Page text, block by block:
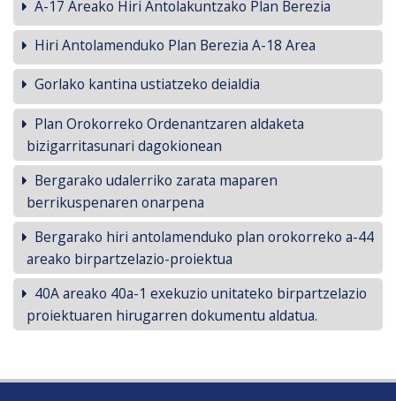
A-17 Areako Hiri Antolakuntzako Plan Berezia
Hiri Antolamenduko Plan Berezia A-18 Area
Gorlako kantina ustiatzeko deialdia
Plan Orokorreko Ordenantzaren aldaketa
bizigarritasunari dagokionean
Bergarako udalerriko zarata maparen
berrikuspenaren onarpena
Bergarako hiri antolamenduko plan orokorreko a-44
areako birpartzelazio-proiektua
40A areako 40a-1 exekuzio unitateko birpartzelazio
proiektuaren hirugarren dokumentu aldatua.